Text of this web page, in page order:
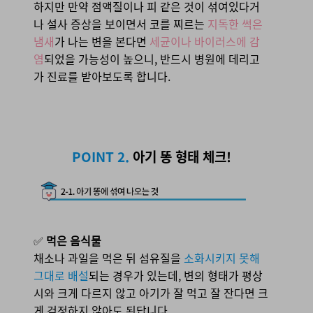
하지만 만약 점액질이나 피 같은 것이 섞여있다거
나 설사 증상을 보이면서 코를 찌르는 지독한 썩은
냄새가 나는 변을 본다면 세균이나 바이러스에 감
염되었을 가능성이 높으니, 반드시 병원에 데리고
가 진료를 받아보도록 합니다.
POINT 2. 아기 똥 형태 체크!
✅ 먹은 음식물
채소나 과일을 먹은 뒤 섬유질을 소화시키지 못해
그대로 배설되는 경우가 있는데, 변의 형태가 평상
시와 크게 다르지 않고 아기가 잘 먹고 잘 잔다면 크